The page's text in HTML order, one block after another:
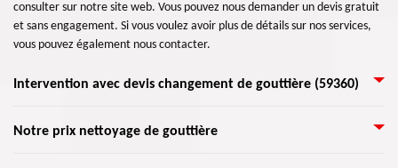
consulter sur notre site web. Vous pouvez nous demander un devis gratuit
et sans engagement. Si vous voulez avoir plus de détails sur nos services,
vous pouvez également nous contacter.
Intervention avec devis changement de gouttière (59360)
Plusieurs matériaux peuvent être choisis pour une gouttière. Il y a la
Notre prix nettoyage de gouttière